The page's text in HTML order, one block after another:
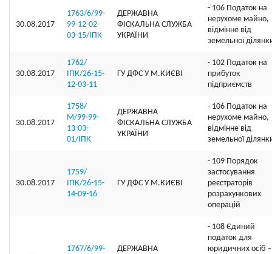
30.08.2017
1763/6/99-
99-12-02-
03-15/ІПК
ДЕРЖАВНА
ФІСКАЛЬНА СЛУЖБА
УКРАЇНИ
- 106 Податок на
нерухоме майно,
відмінне від
земельної
30.08.2017
1762/
ІПК/26-15-
12-03-11
ГУ ДФС У М.КИЄВI
- 102 Податок на
прибуток
підприємств
30.08.2017
1758/
М/99-99-
13-03-
01/IПК
ДЕРЖАВНА
ФІСКАЛЬНА СЛУЖБА
УКРАЇНИ
- 106 Податок на
нерухоме майно,
відмінне від
земельної
30.08.2017
1759/
ІПК/26-15-
14-09-16
ГУ ДФС У М.КИЄВI
- 109 Порядок
застосування
реєстраторів
розрахункових
операцій
1767/6/99-
ДЕРЖАВНА
- 108 Єдиний
податок для
юридичних осіб –